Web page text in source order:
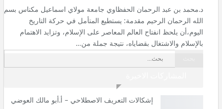
د.محمد بن عبد الرحمان الحفظاوي جامعة مولاي اسماعيل مكناس بسم
الله الرحمان الرحيم مقدمة: يستطيع المتأمل في حركة التاريخ
اليوم،أن يلحظ انفتاح العالم المعاصر على الإسلام، وتزايد الاهتمام
بالإسلام والاشتغال بقضاياه، نتيجة جملة من…
إشكالات التعريف الاصطلاحي – أ.أبو مالك العوضي